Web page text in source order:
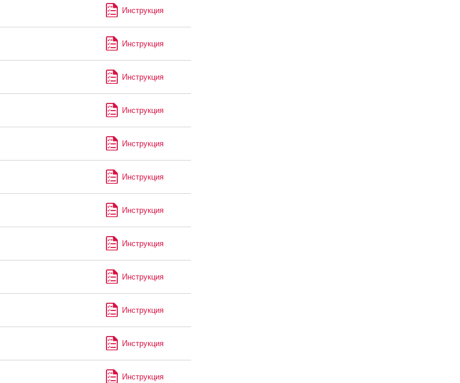
Инструкция
Инструкция
Инструкция
Инструкция
Инструкция
Инструкция
Инструкция
Инструкция
Инструкция
Инструкция
Инструкция
Инструкция